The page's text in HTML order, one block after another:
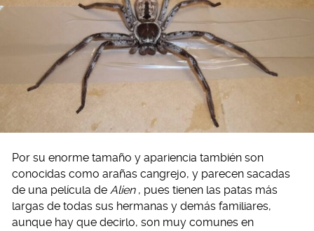
Por su enorme tamaño y apariencia también son
conocidas como arañas cangrejo, y parecen sacadas
de una película de Alien , pues tienen las patas más
largas de todas sus hermanas y demás familiares,
aunque hay que decirlo, son muy comunes en